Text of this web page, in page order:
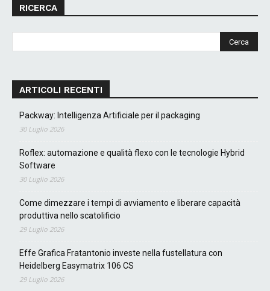
RICERCA
ARTICOLI RECENTI
Packway: Intelligenza Artificiale per il packaging
30 Luglio 2026
Roflex: automazione e qualità flexo con le tecnologie Hybrid
Software
30 Luglio 2026
Come dimezzare i tempi di avviamento e liberare capacità
produttiva nello scatolificio
29 Luglio 2026
Effe Grafica Fratantonio investe nella fustellatura con
Heidelberg Easymatrix 106 CS
29 Luglio 2026